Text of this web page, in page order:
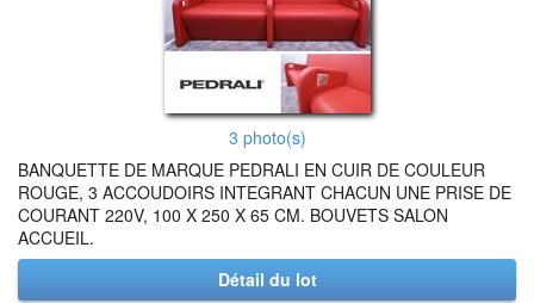
3 photo(s)
BANQUETTE DE MARQUE PEDRALI EN CUIR DE COULEUR
ROUGE, 3 ACCOUDOIRS INTEGRANT CHACUN UNE PRISE DE
COURANT 220V, 100 X 250 X 65 CM. BOUVETS SALON
ACCUEIL.
Détail du lot